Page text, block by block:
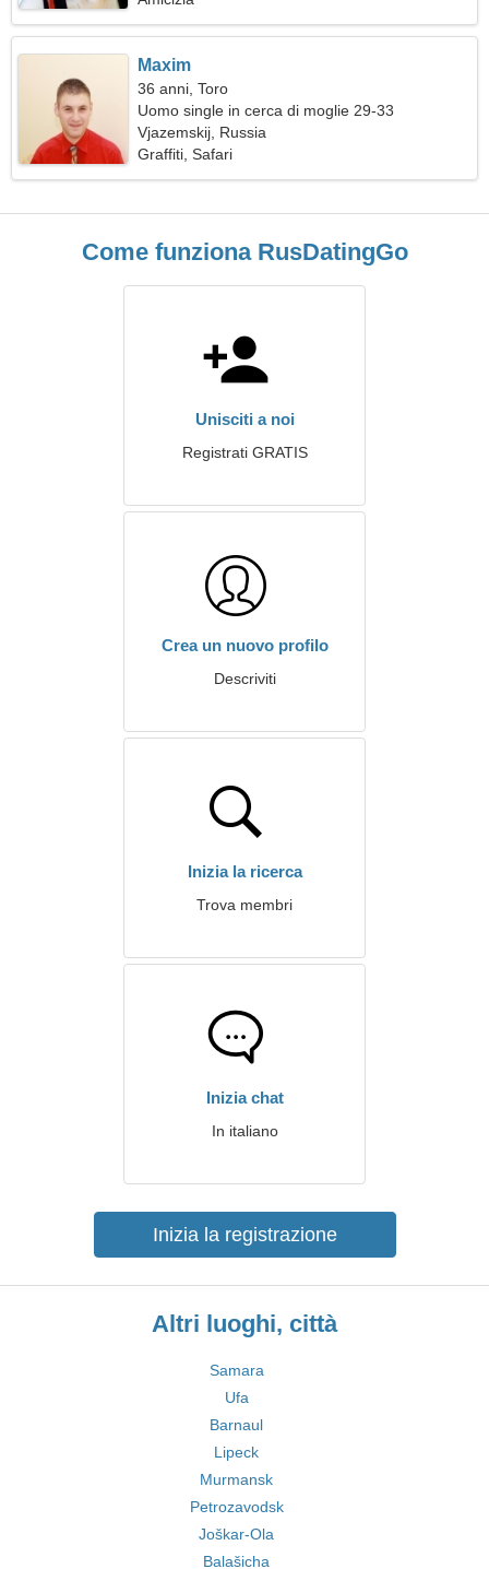
Maxim
36 anni, Toro
Uomo single in cerca di moglie 29-33
Vjazemskij, Russia
Graffiti, Safari
Come funziona RusDatingGo
Unisciti a noi
Registrati GRATIS
Crea un nuovo profilo
Descriviti
Inizia la ricerca
Trova membri
Inizia chat
In italiano
Inizia la registrazione
Altri luoghi, città
Samara
Ufa
Barnaul
Lipeck
Murmansk
Petrozavodsk
Joškar-Ola
Balašicha